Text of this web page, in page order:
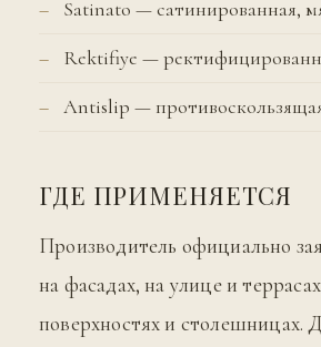
Satinato — сатинированная,
Rektifiye —
Antislip —
ГДЕ ПРИМЕНЯЕТСЯ
Производитель официально
на фасадах, на улице и
поверхностях и столешницах.